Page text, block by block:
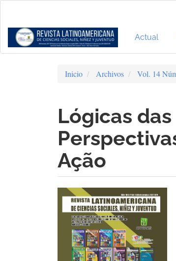
Contenido
principal
Barra
Actual
Inicio Archivos Vol. 14
Lógicas
Ação
Barra
lateral
del
artículo